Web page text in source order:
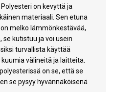
on kevyttä ja
materiaali. Sen etuna
melko lämmönkestävää,
kutistuu ja voi usein
turvallista käyttää
välineitä ja laitteita.
on se, että se
se pysyy hyvännäköisenä